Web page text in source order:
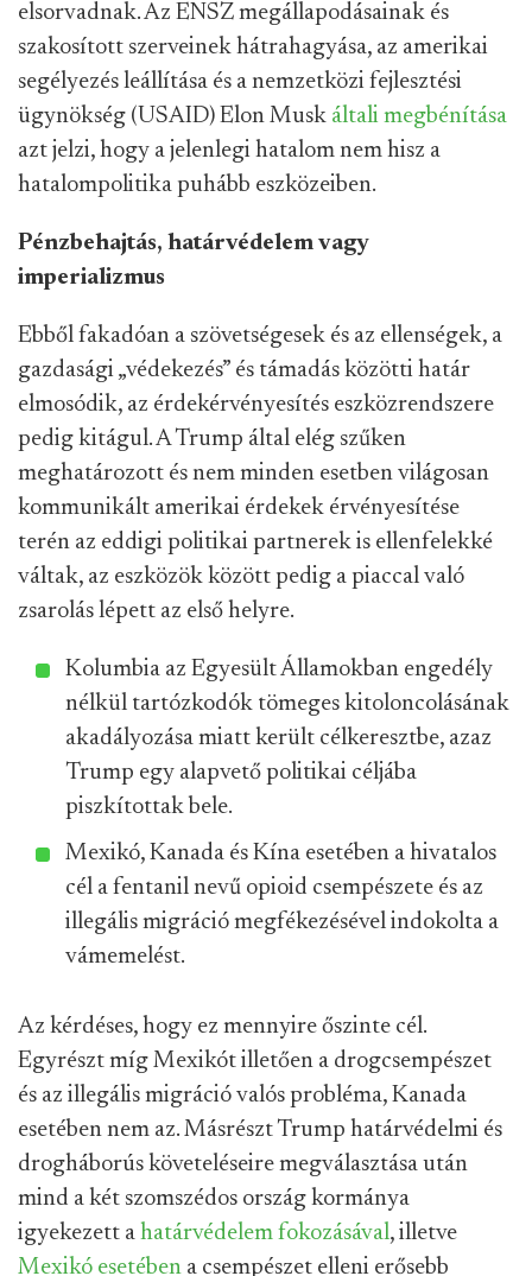
elsorvadnak. Az ENSZ megállapodásainak és
szakosított szerveinek hátrahagyása, az amerikai
segélyezés leállítása és a nemzetközi fejlesztési
ügynökség (USAID) Elon Musk általi megbénítása
azt jelzi, hogy a jelenlegi hatalom nem hisz a
hatalompolitika puhább eszközeiben.
Pénzbehajtás, határvédelem vagy
imperializmus
Ebből fakadóan a szövetségesek és az ellenségek, a
gazdasági „védekezés” és támadás közötti határ
elmosódik, az érdekérvényesítés eszközrendszere
pedig kitágul. A Trump által elég szűken
meghatározott és nem minden esetben világosan
kommunikált amerikai érdekek érvényesítése
terén az eddigi politikai partnerek is ellenfelekké
váltak, az eszközök között pedig a piaccal való
zsarolás lépett az első helyre.
Kolumbia az Egyesült Államokban engedély
nélkül tartózkodók tömeges kitoloncolásának
akadályozása miatt került célkeresztbe, azaz
Trump egy alapvető politikai céljába
piszkítottak bele.
Mexikó, Kanada és Kína esetében a hivatalos
cél a fentanil nevű opioid csempészete és az
illegális migráció megfékezésével indokolta a
vámemelést.
Az kérdéses, hogy ez mennyire őszinte cél.
Egyrészt míg Mexikót illetően a drogcsempészet
és az illegális migráció valós probléma, Kanada
esetében nem az. Másrészt Trump határvédelmi és
drogháborús követeléseire megválasztása után
mind a két szomszédos ország kormánya
igyekezett a határvédelem fokozásával, illetve
Mexikó esetében a csempészet elleni erősebb